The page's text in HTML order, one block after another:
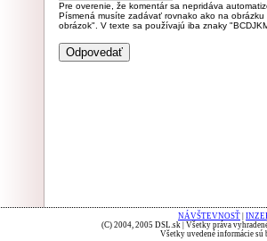
Pre overenie, že komentár sa nepridáva
Písmená musíte zadávať rovnako ako na
obrázok". V texte sa používajú iba znaky
NÁVŠTEVNOSŤ
(C) 2004, 2005 DSL.sk | Všetky práva
Všetky uvedené informácie sú